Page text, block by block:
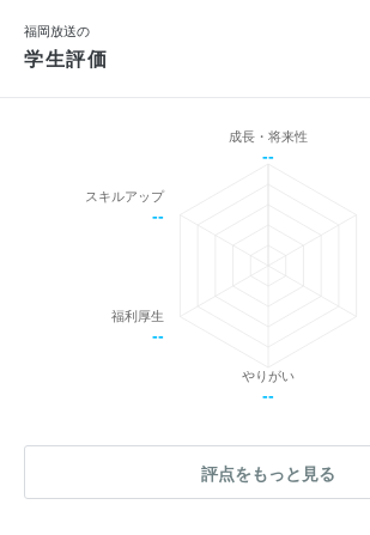
福岡放送の
学生評価
成長・将来性
--
やりがい
--
福利厚生
--
スキルアップ
--
評点をもっと見る